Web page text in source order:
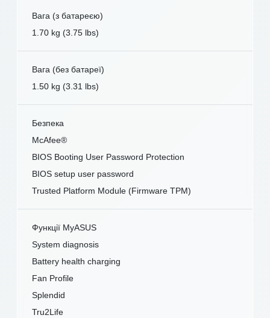
Вага (з батареєю)
1.70 kg (3.75 lbs)
Вага (без батареї)
1.50 kg (3.31 lbs)
Безпека
McAfee®
BIOS Booting User Password Protection
BIOS setup user password
Trusted Platform Module (Firmware TPM)
Функції MyASUS
System diagnosis
Battery health charging
Fan Profile
Splendid
Tru2Life